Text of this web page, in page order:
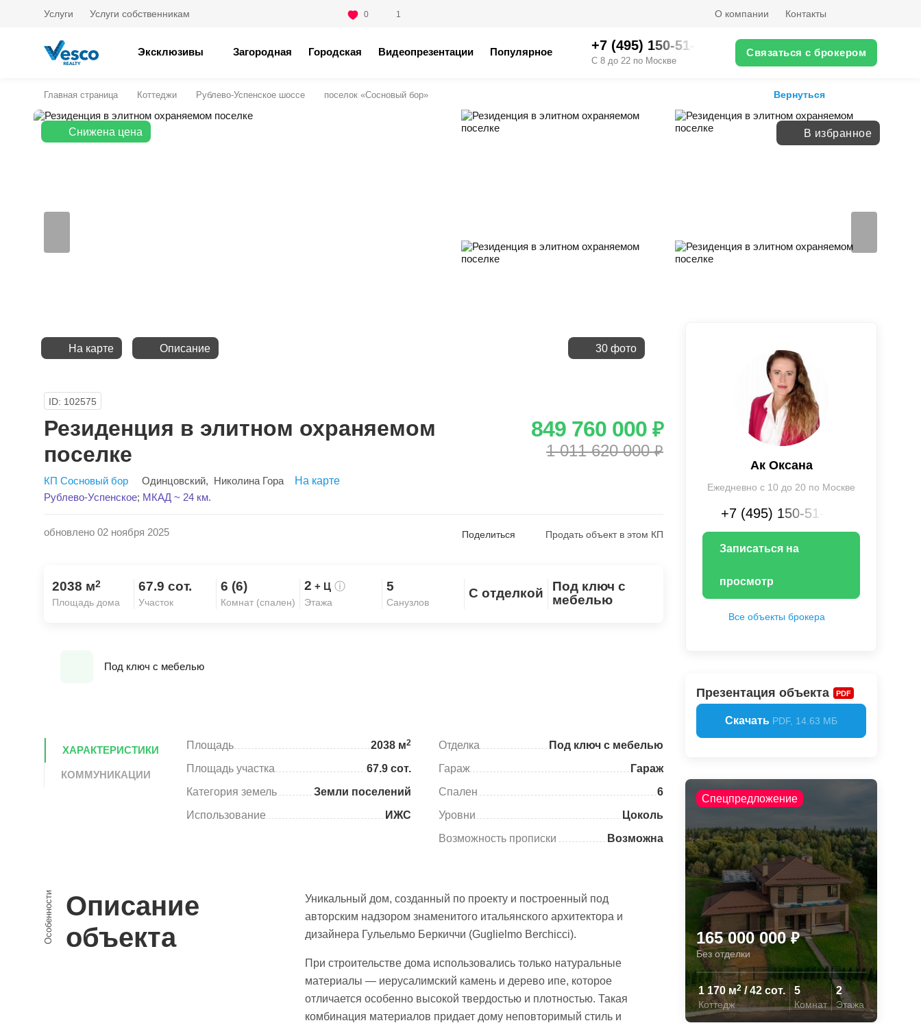
Услуги Услуги собственникам 0 1 О компании Контакты
Эксклюзивы Загородная Городская Видеопрезентации Популярное +7 (495) 150-51-XX
С 8 до 22 по Москве
Связаться с брокером
Главная страница Коттеджи Рублево-Успенское шоссе поселок «Сосновый бор» Вернуться
Снижена цена В избранное
На карте Описание 30 фото
ID: 102575
Резиденция в элитном охраняемом
поселке
849 760 000 ₽
1 011 620 000 ₽
КП Сосновый бор Одинцовский, Николина Гора
На карте
Рублево-Успенское; МКАД ~ 24 км.
обновлено 02 ноября 2025 Поделиться
Скопировать ссылку
Продать объект в этом КП
2038 м2
Площадь дома
67.9 сот.
Участок
6 (6)
Комнат (спален)
2 + Ц ⓘ
Этажа
5
Санузлов
С отделкой
Под ключ с
мебелью
Под ключ с мебелью
ХАРАКТЕРИСТИКИ
КОММУНИКАЦИИ
Площадь 2038 м2
Площадь участка
67.9 сот.
Категория земель
Земли поселений
Использование
ИЖС
Отделка
Под ключ с мебелью
Гараж
Гараж
Спален
6
Уровни
Цоколь
Возможность прописки
Возможна
Особенности Описание
объекта
Уникальный дом, созданный по проекту и построенный под
авторским надзором знаменитого итальянского архитектора и
дизайнера Гульельмо Беркиччи (Guglielmo Berchicci).
При строительстве дома использовались только натуральные
материалы — иерусалимский камень и дерево ипе, которое
отличается особенно высокой твердостью и плотностью. Такая
комбинация материалов придает дому неповторимый стиль и
Ак Оксана
Ежедневно с 10 до 20 по Москве
+7 (495) 150-51-XX
Записаться на
просмотр
Все объекты брокера
Презентация объекта PDF
Скачать PDF, 14.63 МБ
Спецпредложение
165 000 000 ₽
Без отделки
1 170 м2/ 42 сот.
Коттедж
5
Комнат
2
Этажа